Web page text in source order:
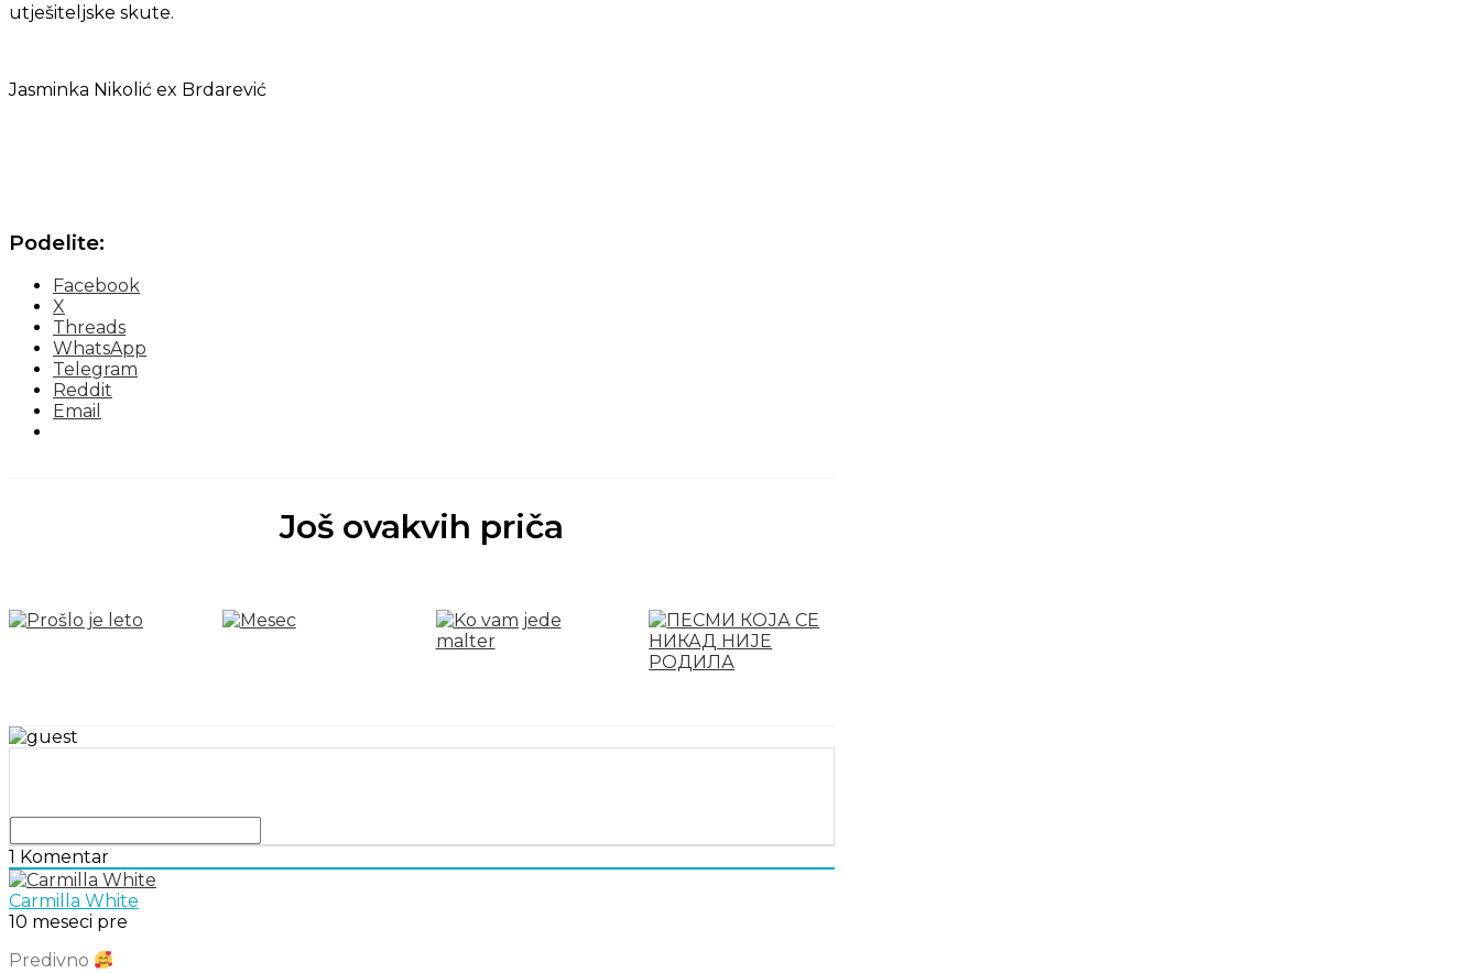
utješiteljske skute.
Jasminka Nikolić ex Brdarević
Podelite:
Facebook
X
Threads
WhatsApp
Telegram
Reddit
Email
Još ovakvih priča
1 Komentar
Carmilla White
10 meseci pre
Predivno